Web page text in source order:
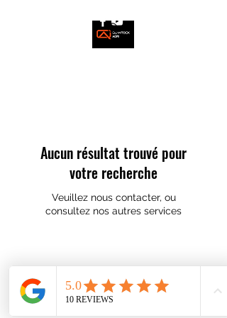
Aucun résultat trouvé pour
votre recherche
Veuillez nous contacter, ou
consultez nos autres services
06 65 06 03 52
1, le Petit Poirier 87360 AZAT LE RIS